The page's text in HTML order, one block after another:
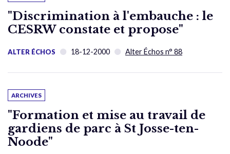
"Discrimination à l'embauche : le
CESRW constate et propose"
ALTER ÉCHOS 18-12-2000 Alter Échos n° 88
ARCHIVES
"Formation et mise au travail de
gardiens de parc à St Josse-ten-
Noode"